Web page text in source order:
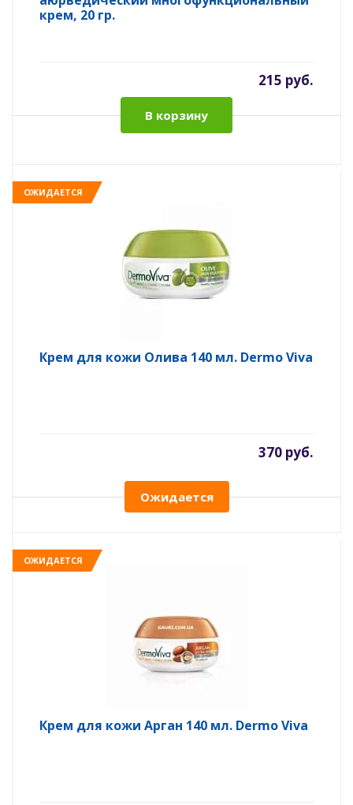
крем, 20 гр.
215 руб.
В корзину
ОЖИДАЕТСЯ
Крем для кожи Олива 140 мл. Dermo Viva
370 руб.
Ожидается
ОЖИДАЕТСЯ
Крем для кожи Арган 140 мл. Dermo Viva